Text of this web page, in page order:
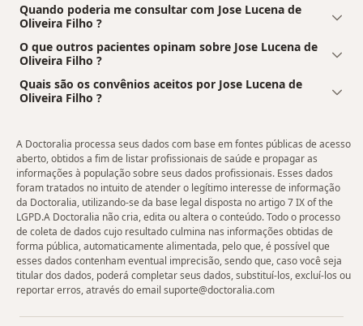
Quando poderia me consultar com Jose Lucena de
Oliveira Filho ?
O que outros pacientes opinam sobre Jose Lucena de
Oliveira Filho ?
Quais são os convênios aceitos por Jose Lucena de
Oliveira Filho ?
A Doctoralia processa seus dados com base em fontes públicas de acesso
aberto, obtidos a fim de listar profissionais de saúde e propagar as
informações à população sobre seus dados profissionais. Esses dados
foram tratados no intuito de atender o legítimo interesse de informação
da Doctoralia, utilizando-se da base legal disposta no artigo 7 IX of the
LGPD.A Doctoralia não cria, edita ou altera o conteúdo. Todo o processo
de coleta de dados cujo resultado culmina nas informações obtidas de
forma pública, automaticamente alimentada, pelo que, é possível que
esses dados contenham eventual imprecisão, sendo que, caso você seja
titular dos dados, poderá completar seus dados, substituí-los, excluí-los ou
reportar erros, através do email suporte@doctoralia.com